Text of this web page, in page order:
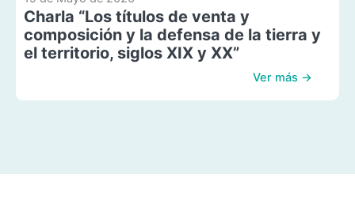
Charla “Los títulos de venta y
composición y la defensa de la tierra y
el territorio, siglos XIX y XX”
Ver más →